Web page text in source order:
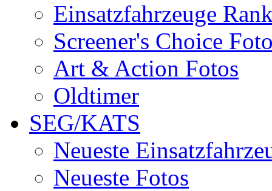
Einsatzfahrzeuge
Screener's Choice
Art & Action Fotos
Oldtimer
SEG/KATS
Neueste
Neueste Fotos